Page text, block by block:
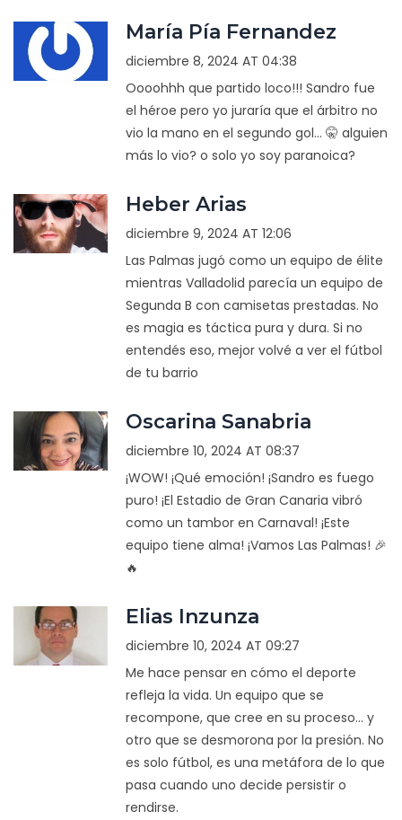
María Pía Fernandez
diciembre 8, 2024 AT 04:38
Oooohhh que partido loco!!! Sandro fue
el héroe pero yo juraría que el árbitro no
vio la mano en el segundo gol... 🤫 alguien
más lo vio? o solo yo soy paranoica?
Heber Arias
diciembre 9, 2024 AT 12:06
Las Palmas jugó como un equipo de élite
mientras Valladolid parecía un equipo de
Segunda B con camisetas prestadas. No
es magia es táctica pura y dura. Si no
entendés eso, mejor volvé a ver el fútbol
de tu barrio
Oscarina Sanabria
diciembre 10, 2024 AT 08:37
¡WOW! ¡Qué emoción! ¡Sandro es fuego
puro! ¡El Estadio de Gran Canaria vibró
como un tambor en Carnaval! ¡Este
equipo tiene alma! ¡Vamos Las Palmas! 🎉
🔥
Elias Inzunza
diciembre 10, 2024 AT 09:27
Me hace pensar en cómo el deporte
refleja la vida. Un equipo que se
recompone, que cree en su proceso... y
otro que se desmorona por la presión. No
es solo fútbol, es una metáfora de lo que
pasa cuando uno decide persistir o
rendirse.